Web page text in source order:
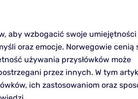
aby wzbogacić swoje umiejętności
oraz emocje. Norwegowie cenią
używania przysłówków może
przez innych. W tym
ich zastosowaniom oraz